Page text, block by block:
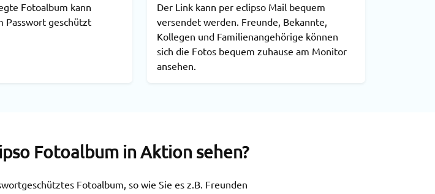
Fotoalbum kann
Passwort geschützt
Der Link kann per eclipso Mail bequem
versendet werden. Freunde, Bekannte,
Kollegen und Familienangehörige können
sich die Fotos bequem zuhause am Monitor
ansehen.
Fotoalbum in Aktion sehen?
Fotoalbum, so wie Sie es z.B. Freunden